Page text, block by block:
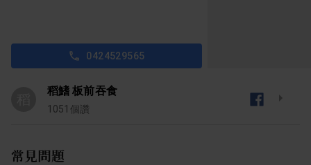
0424529565
稻鰭 板前吞食
1051 個讚
常見問題